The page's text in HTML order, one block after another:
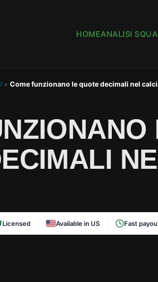
HOMEANALISI
» Come funzionano le quote decimali nel
Licensed Available in US Fast